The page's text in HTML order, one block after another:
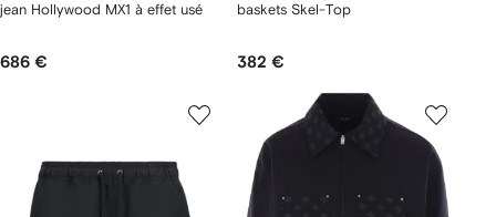
jean Hollywood MX1 à effet usé
686 €
baskets Skel-Top
382 €